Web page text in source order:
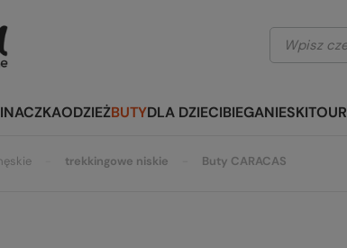
ODZIEŻBUTYDLA DZIECIBIEGANIESKITOUR
trekkingowe niskie Buty CARACAS